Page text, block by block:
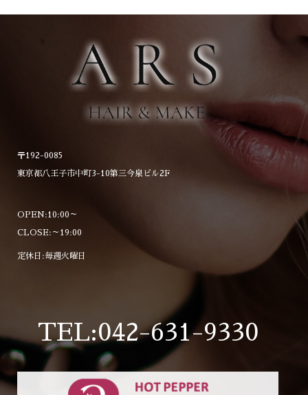
〒192-0085
東京都八王子市中町3-10第三今泉ビル2F
OPEN:10:00～
CLOSE:～19:00
定休日:毎週火曜日
TEL:042-631-9330